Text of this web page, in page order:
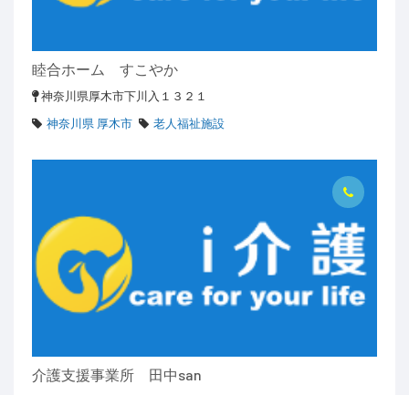
睦合ホーム すこやか
神奈川県厚木市下川入１３２１
神奈川県 厚木市
老人福祉施設
介護支援事業所 田中san